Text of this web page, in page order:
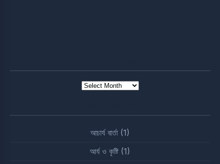
From
আচার্য বার্তা (1)
আর্য ও কৃষ্টি(1)